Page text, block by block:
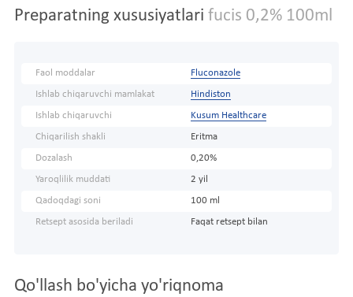
Preparatning xususiyatlari fucis 0,2% 100ml
Faol moddalar Fluconazole
Ishlab chiqaruvchi mamlakat Hindiston
Ishlab chiqaruvchi Kusum Healthcare
Chiqarilish shakli Eritma
Dozalash 0,20%
Yaroqlilik muddati 2 yil
Qadoqdagi soni 100 ml
Retsept asosida beriladi Faqat retsept bilan
Qo'llash bo'yicha yo'riqnoma